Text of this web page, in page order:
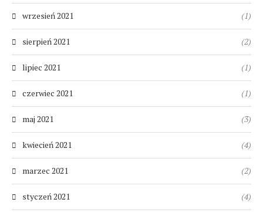
wrzesień 2021 (1)
sierpień 2021 (2)
lipiec 2021 (1)
czerwiec 2021 (1)
maj 2021 (3)
kwiecień 2021 (4)
marzec 2021 (2)
styczeń 2021 (4)